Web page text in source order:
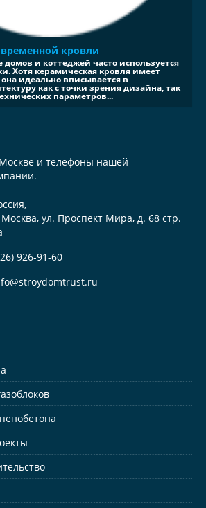
кровли
домов и коттеджей часто используется
Хотя керамическая кровля имеет
идеально вписывается в
как с точки зрения дизайна, так
параметров...
и телефоны нашей
,
Москва, ул. Проспект Мира, д. 68 стр.
926-91-60